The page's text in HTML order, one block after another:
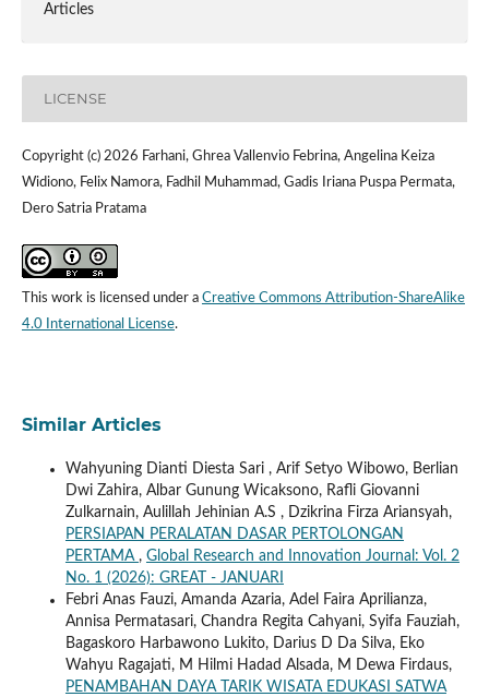
Articles
LICENSE
Copyright (c) 2026 Farhani, Ghrea Vallenvio Febrina, Angelina Keiza
Widiono, Felix Namora, Fadhil Muhammad, Gadis Iriana Puspa Permata,
Dero Satria Pratama
This work is licensed under a Creative Commons Attribution-ShareAlike
4.0 International License.
Similar Articles
Wahyuning Dianti Diesta Sari , Arif Setyo Wibowo, Berlian
Dwi Zahira, Albar Gunung Wicaksono, Rafli Giovanni
Zulkarnain, Aulillah Jehinian A.S , Dzikrina Firza Ariansyah,
PERSIAPAN PERALATAN DASAR PERTOLONGAN
PERTAMA , Global Research and Innovation Journal: Vol. 2
No. 1 (2026): GREAT - JANUARI
Febri Anas Fauzi, Amanda Azaria, Adel Faira Aprilianza,
Annisa Permatasari, Chandra Regita Cahyani, Syifa Fauziah,
Bagaskoro Harbawono Lukito, Darius D Da Silva, Eko
Wahyu Ragajati, M Hilmi Hadad Alsada, M Dewa Firdaus,
PENAMBAHAN DAYA TARIK WISATA EDUKASI SATWA